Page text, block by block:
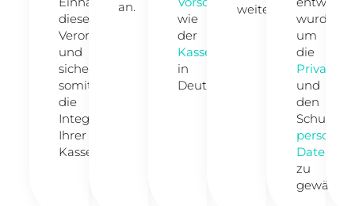
dieser
Verordnung
und
sichert
somit
die
Integrität
Ihrer
Kassensysteme.
an.
wie
der
Kassensicherungsverordnung
in
Deutschland.
weiter.
wurde,
um
die
und
den
Schutz
Daten
zu